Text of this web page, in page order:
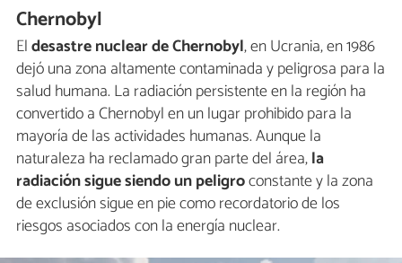
Chernobyl
Eldesastre nuclear de Chernobyl, en Ucrania, en 1986
dejó una zona altamente contaminada y peligrosa para la
salud humana. La radiación persistente en la región ha
convertido a Chernobyl en un lugar prohibido para la
mayoría de las actividades humanas. Aunque la
naturaleza ha reclamado gran parte del área,la
radiación sigue siendo un peligroconstante y la zona
de exclusión sigue en pie como recordatorio de los
riesgos asociados con la energía nuclear.